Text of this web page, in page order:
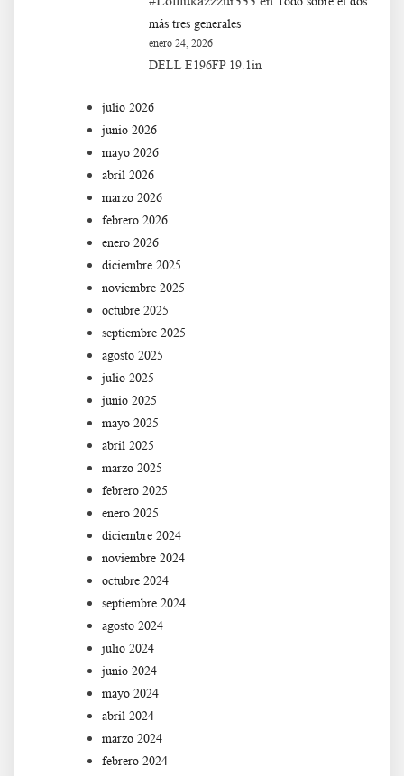
más tres generales
enero 24, 2026
DELL E196FP 19.1in
julio 2026
junio 2026
mayo 2026
abril 2026
marzo 2026
febrero 2026
enero 2026
diciembre 2025
noviembre 2025
octubre 2025
septiembre 2025
agosto 2025
julio 2025
junio 2025
mayo 2025
abril 2025
marzo 2025
febrero 2025
enero 2025
diciembre 2024
noviembre 2024
octubre 2024
septiembre 2024
agosto 2024
julio 2024
junio 2024
mayo 2024
abril 2024
marzo 2024
febrero 2024